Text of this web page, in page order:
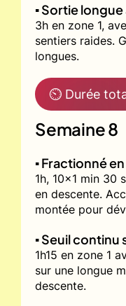
▪️ Sortie
3h en zone 1,
sentiers raides.
longues.
⏲ Durée
Semaine 8
▪️ Fractionné
1h, 10x1 min 30
en descente.
montée pour
▪️ Seuil continu
1h15 en zone 1
sur une longue
descente.